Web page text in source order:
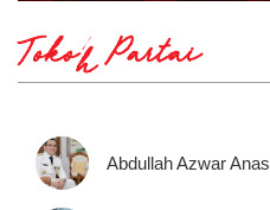
Tokoh Partai
Abdullah Azwar Anas